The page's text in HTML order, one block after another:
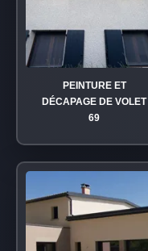
PEINTURE ET
DÉCAPAGE DE VOLET
69